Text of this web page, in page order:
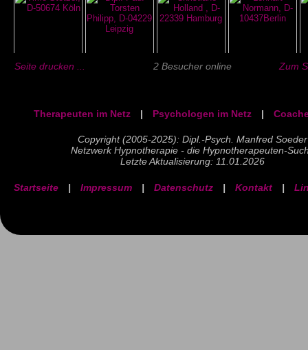
Seite drucken ... 2 Besucher online Zum
Therapeuten im Netz | Psychologen im Netz |
Copyright (2005-2025): Dipl.-Psych. Manfred Soeder
Netzwerk Hypnotherapie - die Hypnotherapeuten-
Letzte Aktualisierung: 11.01.2026
Startseite | Impressum | Datenschutz | Kontakt |